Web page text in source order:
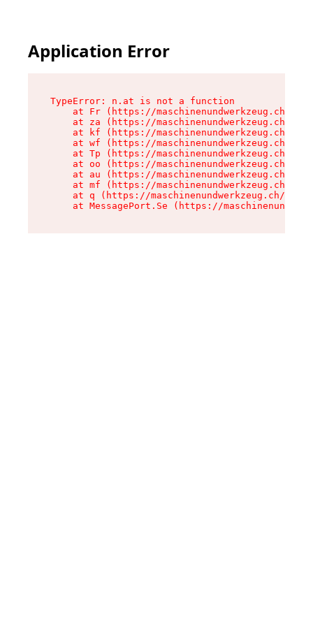
Application Error
TypeError: n.at is not a function
at Fr (https://maschinenundwerkzeug.ch/
at za (https://maschinenundwerkzeug.ch/
at kf (https://maschinenundwerkzeug.ch/
at wf (https://maschinenundwerkzeug.ch/
at Tp (https://maschinenundwerkzeug.ch/
at oo (https://maschinenundwerkzeug.ch/
at au (https://maschinenundwerkzeug.ch/
at mf (https://maschinenundwerkzeug.ch/
at q (https://maschinenundwerkzeug.ch/
at MessagePort.Se (https://